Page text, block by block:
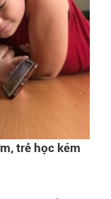
trẻ học kém